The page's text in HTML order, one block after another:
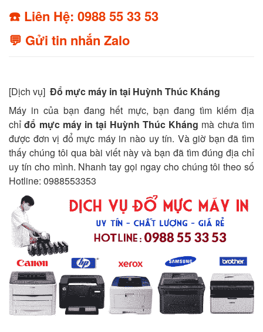
☎️ Liên Hệ: 0988 55 33 53
💬 Gửi tin nhắn Zalo
[Dịch vụ] Đổ mực máy in tại Huỳnh Thúc Kháng
Máy in của bạn đang hết mực, bạn đang tìm kiếm địa
chỉđổ mực máy in tại Huỳnh Thúc Kháng mà chưa tìm
được đơn vị đổ mực máy in nào uy tín. Và giờ bạn đã tìm
thấy chúng tôi qua bài viết này và bạn đã tìm đúng địa chỉ
uy tín cho mình. Nhanh tay gọi ngay cho chúng tôi theo số
Hotline: 0988553353